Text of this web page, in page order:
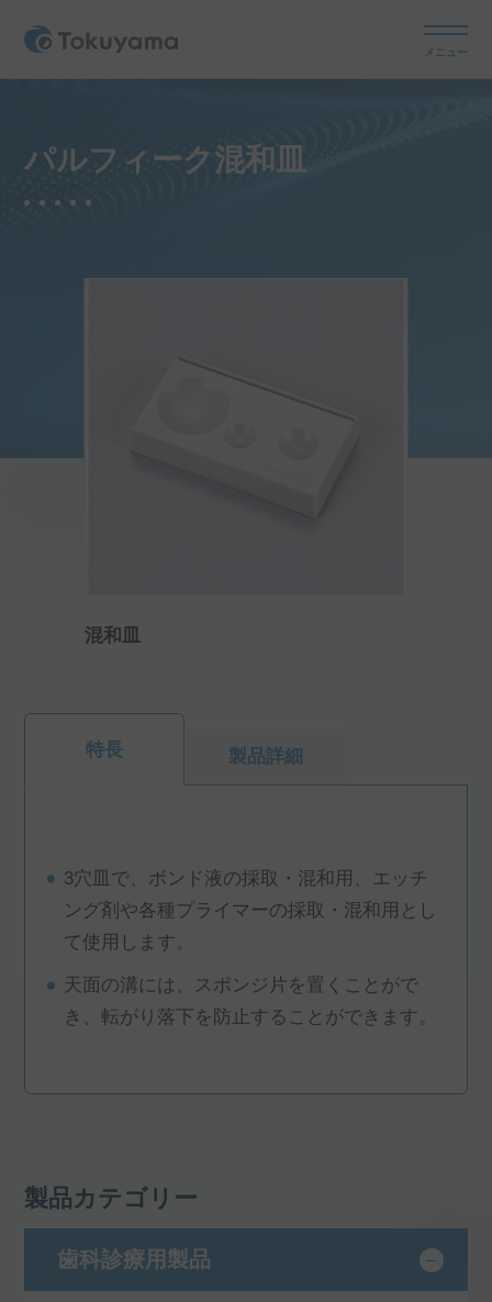
メニュー
パルフィーク混和皿
混和皿
製品カテゴリー
歯科診療用製品
特長 製品詳細
3穴皿で、ボンド液の採取・混和用、エッチ
ング剤や各種プライマーの採取・混和用とし
て使用します。
天面の溝には、スポンジ片を置くことがで
き、転がり落下を防止することができます。